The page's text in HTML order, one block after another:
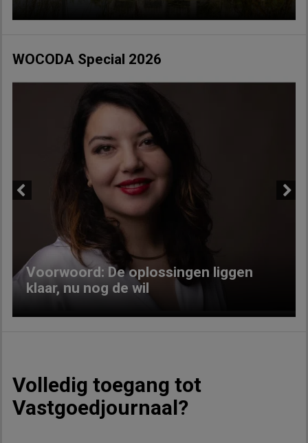
WOCODA Special 2026
Voorwoord: De oplossingen liggen
klaar, nu nog de wil
Volledig toegang tot
Vastgoedjournaal?